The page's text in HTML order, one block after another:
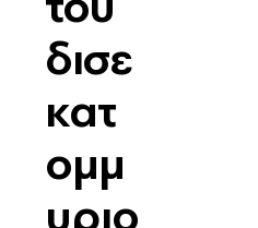
δισε
κατ
ομμ
υριο